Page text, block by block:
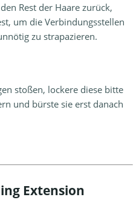
Rest der Haare zurück,
um die Verbindungsstellen
zu strapazieren.
stoßen, lockere diese bitte
und bürste sie erst danach
Extension